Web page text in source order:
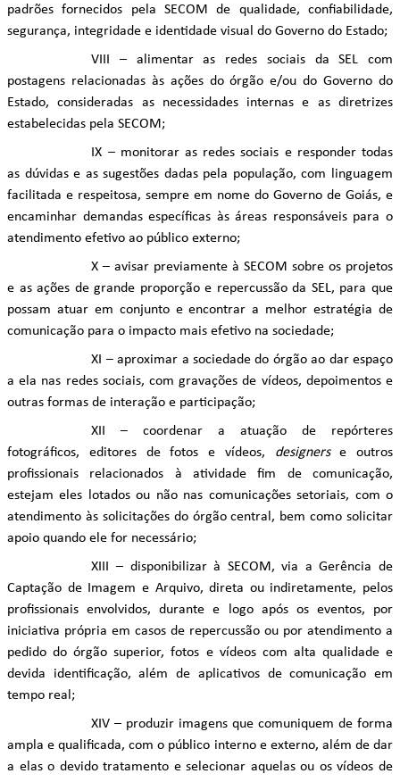
padrões fornecidos pela SECOM de qualidade, confiabilidade,
segurança, integridade e identidade visual do Governo do Estado;
VIII – alimentar as redes sociais da SEL com
postagens relacionadas às ações do órgão e/ou do Governo do
Estado, consideradas as necessidades internas e as diretrizes
estabelecidas pela SECOM;
IX – monitorar as redes sociais e responder todas
as dúvidas e as sugestões dadas pela população, com linguagem
facilitada e respeitosa, sempre em nome do Governo de Goiás, e
encaminhar demandas específicas às áreas responsáveis para o
atendimento efetivo ao público externo;
X – avisar previamente à SECOM sobre os projetos
e as ações de grande proporção e repercussão da SEL, para que
possam atuar em conjunto e encontrar a melhor estratégia de
comunicação para o impacto mais efetivo na sociedade;
XI – aproximar a sociedade do órgão ao dar espaço
a ela nas redes sociais, com gravações de vídeos, depoimentos e
outras formas de interação e participação;
XII – coordenar a atuação de repórteres
fotográficos, editores de fotos e vídeos, designerse outros
profissionais relacionados à atividade fim de comunicação,
estejam eles lotados ou não nas comunicações setoriais, com o
atendimento às solicitações do órgão central, bem como solicitar
apoio quando ele for necessário;
XIII – disponibilizar à SECOM, via a Gerência de
Captação de Imagem e Arquivo, direta ou indiretamente, pelos
profissionais envolvidos, durante e logo após os eventos, por
iniciativa própria em casos de repercussão ou por atendimento a
pedido do órgão superior, fotos e vídeos com alta qualidade e
devida identificação, além de aplicativos de comunicação em
tempo real;
XIV – produzir imagens que comuniquem de forma
ampla e qualificada, com o público interno e externo, além de dar
a elas o devido tratamento e selecionar aquelas ou os vídeos de